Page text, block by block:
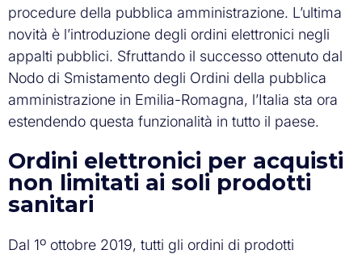
procedure della pubblica amministrazione. L’ultima
novità è l’introduzione degli ordini elettronici negli
appalti pubblici. Sfruttando il successo ottenuto dal
Nodo di Smistamento degli Ordini della pubblica
amministrazione in Emilia-Romagna, l’Italia sta ora
estendendo questa funzionalità in tutto il paese.
Ordini elettronici per acquisti
non limitati ai soli prodotti
sanitari
Dal 1º ottobre 2019, tutti gli ordini di prodotti